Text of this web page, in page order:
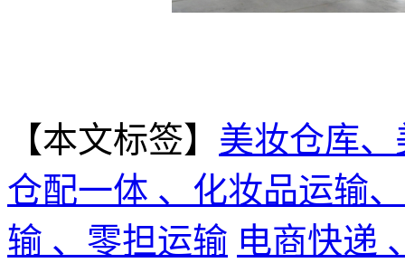
【本文标签】 美妆仓库
仓配一体 、化妆品运输
输 、零担运输 电商快递